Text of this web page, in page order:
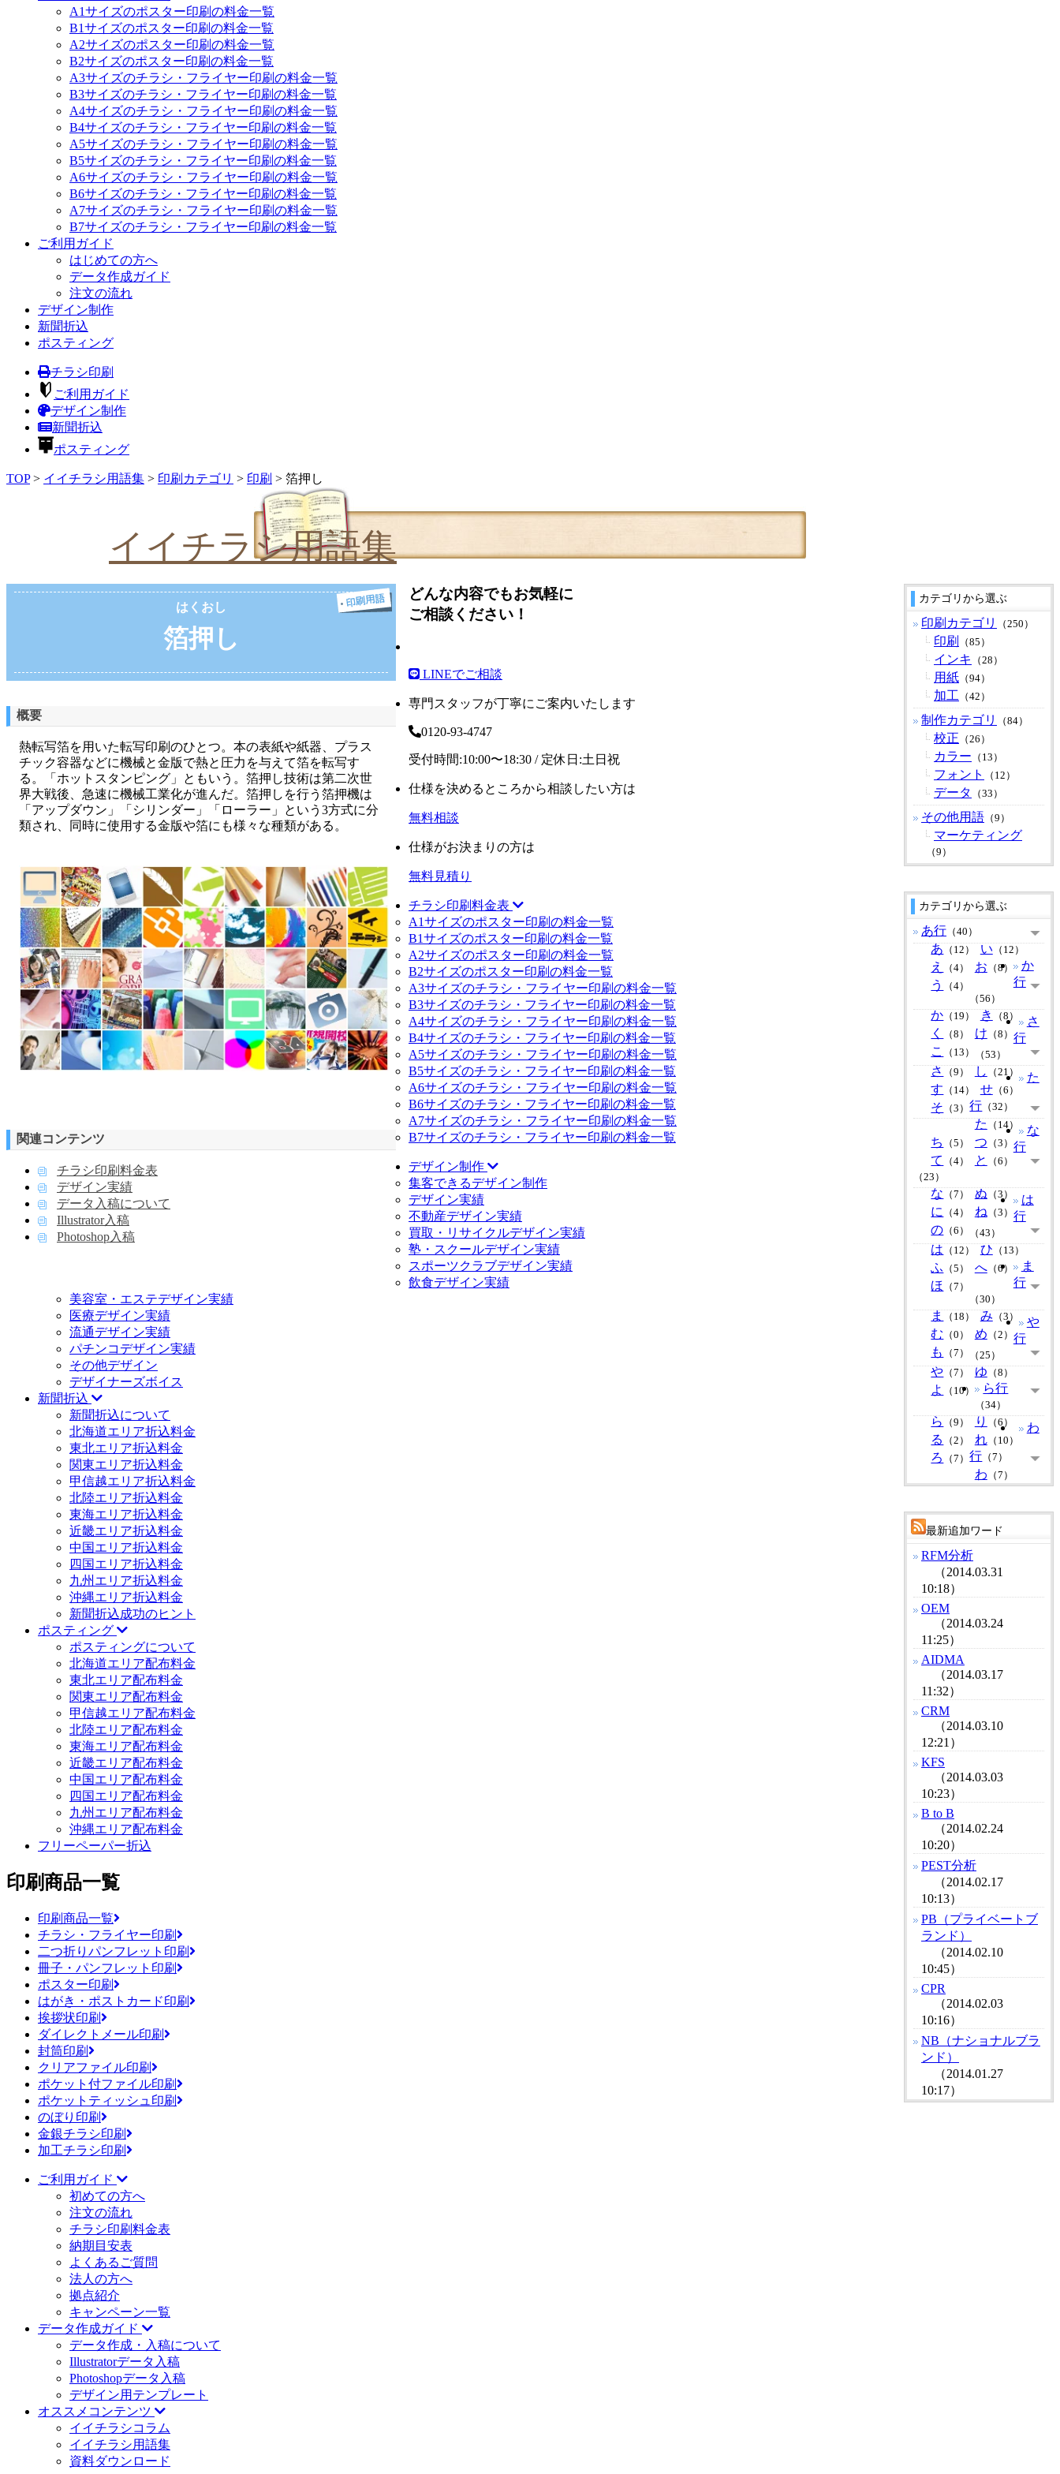
A1サイズのポスター印刷の料金一覧
B1サイズのポスター印刷の料金一覧
A2サイズのポスター印刷の料金一覧
B2サイズのポスター印刷の料金一覧
A3サイズのチラシ・フライヤー印刷の料金一覧
B3サイズのチラシ・フライヤー印刷の料金一覧
A4サイズのチラシ・フライヤー印刷の料金一覧
B4サイズのチラシ・フライヤー印刷の料金一覧
A5サイズのチラシ・フライヤー印刷の料金一覧
B5サイズのチラシ・フライヤー印刷の料金一覧
A6サイズのチラシ・フライヤー印刷の料金一覧
B6サイズのチラシ・フライヤー印刷の料金一覧
A7サイズのチラシ・フライヤー印刷の料金一覧
B7サイズのチラシ・フライヤー印刷の料金一覧
ご利用ガイド
はじめての方へ
データ作成ガイド
注文の流れ
デザイン制作
新聞折込
ポスティング
チラシ印刷
ご利用ガイド
デザイン制作
新聞折込
ポスティング
TOP> イイチラシ用語集 > 印刷カテゴリ > 印刷 > 箔押し
イイチラシ用語集
はくおし
箔押し
概要
熱転写箔を用いた転写印刷のひとつ。本の表紙や紙器、プラス
チック容器などに機械と金版で熱と圧力を与えて箔を転写す
る。「ホットスタンピング」ともいう。箔押し技術は第二次世
界大戦後、急速に機械工業化が進んだ。箔押しを行う箔押機は
「アップダウン」「シリンダー」「ローラー」という3方式に分
類され、同時に使用する金版や箔にも様々な種類がある。
関連コンテンツ
チラシ印刷料金表
デザイン実績
データ入稿について
Illustrator入稿
Photoshop入稿
カテゴリから選ぶ
印刷カテゴリ （250）
印刷 （85）
インキ （28）
用紙 （94）
加工 （42）
制作カテゴリ （84）
校正 （26）
カラー （13）
フォント （12）
データ （33）
その他用語 （9）
マーケティング
（9）
カテゴリから選ぶ
あ行 （40）
あ （12） い （12）
え （4） お （8）
う （4）
か
行
（56）
か （19） き （8）
く （8） け （8）
こ （13）
さ
行
（53）
さ （9） し （21）
す （14） せ（6）
そ （3）
た
行 （32）
た （14）
ち （5） つ （3）
て （4） と （6）
な
行
（23）
な （7） ぬ （3）
に （4） ね（3）
の （6）
は
行
（43）
は （12） ひ （13）
ふ （5） へ（6）
ほ （7）
ま
行
（30）
ま （18） み （3）
む （0） め （2）
も （7）
や
行
（25）
や （7） ゆ （8）
よ （10） ら行
（34）
ら （9） り （6）
る （2） れ（10）
ろ （7）
わ
行 （7）
わ （7）
最新追加ワード
RFM分析
（2014.03.31
10:18）
OEM
（2014.03.24
11:25）
AIDMA
（2014.03.17
11:32）
CRM
（2014.03.10
12:21）
KFS
（2014.03.03
10:23）
B to B
（2014.02.24
10:20）
PEST分析
（2014.02.17
10:13）
PB（プライベートブ
ランド）
（2014.02.10
10:45）
CPR
（2014.02.03
10:16）
NB（ナショナルブラ
ンド）
（2014.01.27
10:17）
どんな内容でもお気軽に
ご相談ください！
LINEでご相談
専門スタッフが丁寧にご案内いたします
0120-93-4747
受付時間:10:00〜18:30 / 定休日:土日祝
仕様を決めるところから相談したい方は
無料相談
仕様がお決まりの方は
無料見積り
チラシ印刷料金表
A1サイズのポスター印刷の料金一覧
B1サイズのポスター印刷の料金一覧
A2サイズのポスター印刷の料金一覧
B2サイズのポスター印刷の料金一覧
A3サイズのチラシ・フライヤー印刷の料金一覧
B3サイズのチラシ・フライヤー印刷の料金一覧
A4サイズのチラシ・フライヤー印刷の料金一覧
B4サイズのチラシ・フライヤー印刷の料金一覧
A5サイズのチラシ・フライヤー印刷の料金一覧
B5サイズのチラシ・フライヤー印刷の料金一覧
A6サイズのチラシ・フライヤー印刷の料金一覧
B6サイズのチラシ・フライヤー印刷の料金一覧
A7サイズのチラシ・フライヤー印刷の料金一覧
B7サイズのチラシ・フライヤー印刷の料金一覧
デザイン制作
集客できるデザイン制作
デザイン実績
不動産デザイン実績
買取・リサイクルデザイン実績
塾・スクールデザイン実績
スポーツクラブデザイン実績
飲食デザイン実績
美容室・エステデザイン実績
医療デザイン実績
流通デザイン実績
パチンコデザイン実績
その他デザイン
デザイナーズボイス
新聞折込
新聞折込について
北海道エリア折込料金
東北エリア折込料金
関東エリア折込料金
甲信越エリア折込料金
北陸エリア折込料金
東海エリア折込料金
近畿エリア折込料金
中国エリア折込料金
四国エリア折込料金
九州エリア折込料金
沖縄エリア折込料金
新聞折込成功のヒント
ポスティング
ポスティングについて
北海道エリア配布料金
東北エリア配布料金
関東エリア配布料金
甲信越エリア配布料金
北陸エリア配布料金
東海エリア配布料金
近畿エリア配布料金
中国エリア配布料金
四国エリア配布料金
九州エリア配布料金
沖縄エリア配布料金
フリーペーパー折込
印刷商品一覧
印刷商品一覧
チラシ・フライヤー印刷
二つ折りパンフレット印刷
冊子・パンフレット印刷
ポスター印刷
はがき・ポストカード印刷
挨拶状印刷
ダイレクトメール印刷
封筒印刷
クリアファイル印刷
ポケット付ファイル印刷
ポケットティッシュ印刷
のぼり印刷
金銀チラシ印刷
加工チラシ印刷
ご利用ガイド
初めての方へ
注文の流れ
チラシ印刷料金表
納期目安表
よくあるご質問
法人の方へ
拠点紹介
キャンペーン一覧
データ作成ガイド
データ作成・入稿について
Illustratorデータ入稿
Photoshopデータ入稿
デザイン用テンプレート
オススメコンテンツ
イイチラシコラム
イイチラシ用語集
資料ダウンロード